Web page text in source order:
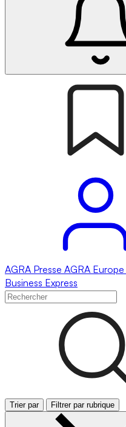
AGRA Presse AGRA Europe
Business Express
Trier par Filtrer par rubrique